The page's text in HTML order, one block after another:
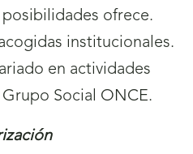
ofrece.
institucionales.
en actividades
Social ONCE.